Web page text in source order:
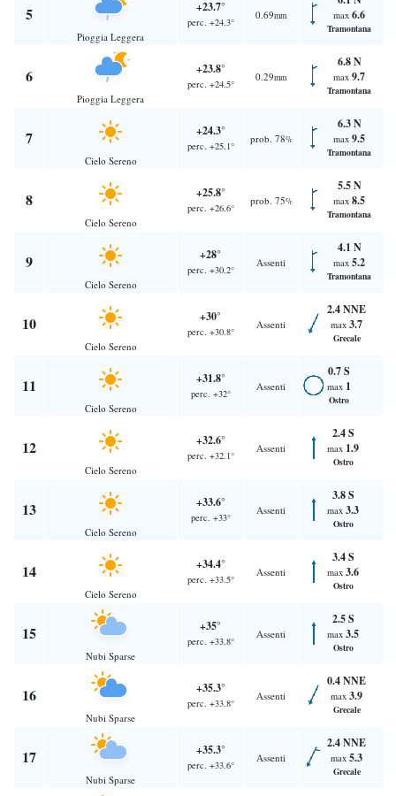
5
Pioggia Leggera
+23.7°
perc. +24.3°
0.69mm max 6.6
Tramontana
6
Pioggia Leggera
+23.8°
perc. +24.5°
0.29mm
6.8 N
max 9.7
Tramontana
7
Cielo Sereno
+24.3°
perc. +25.1°
prob. 78%
6.3 N
max 9.5
Tramontana
8
Cielo Sereno
+25.8°
perc. +26.6°
prob. 75%
5.5 N
max 8.5
Tramontana
9
Cielo Sereno
+28°
perc. +30.2°
Assenti
4.1 N
max 5.2
Tramontana
10
Cielo Sereno
+30°
perc. +30.8°
Assenti
2.4 NNE
max 3.7
Grecale
11
Cielo Sereno
+31.8°
perc. +32°
Assenti
0.7 S
max 1
Ostro
12
Cielo Sereno
+32.6°
perc. +32.1°
Assenti
2.4 S
max 1.9
Ostro
13
Cielo Sereno
+33.6°
perc. +33°
Assenti
3.8 S
max 3.3
Ostro
14
Cielo Sereno
+34.4°
perc. +33.5°
Assenti
3.4 S
max 3.6
Ostro
15
Nubi Sparse
+35°
perc. +33.8°
Assenti
2.5 S
max 3.5
Ostro
16
Nubi Sparse
+35.3°
perc. +33.8°
Assenti
0.4 NNE
max 3.9
Grecale
17
Nubi Sparse
+35.3°
perc. +33.6°
Assenti
2.4 NNE
max 5.3
Grecale